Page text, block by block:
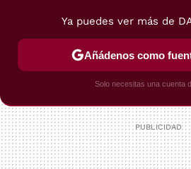
POSTRES VIAJES
Ya puedes ver más de
Añádenos como
Solo necesitas una cuenta